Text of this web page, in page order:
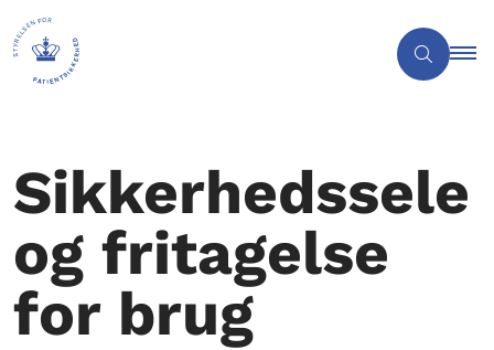
Sikkerhedssele
og fritagelse
for brug